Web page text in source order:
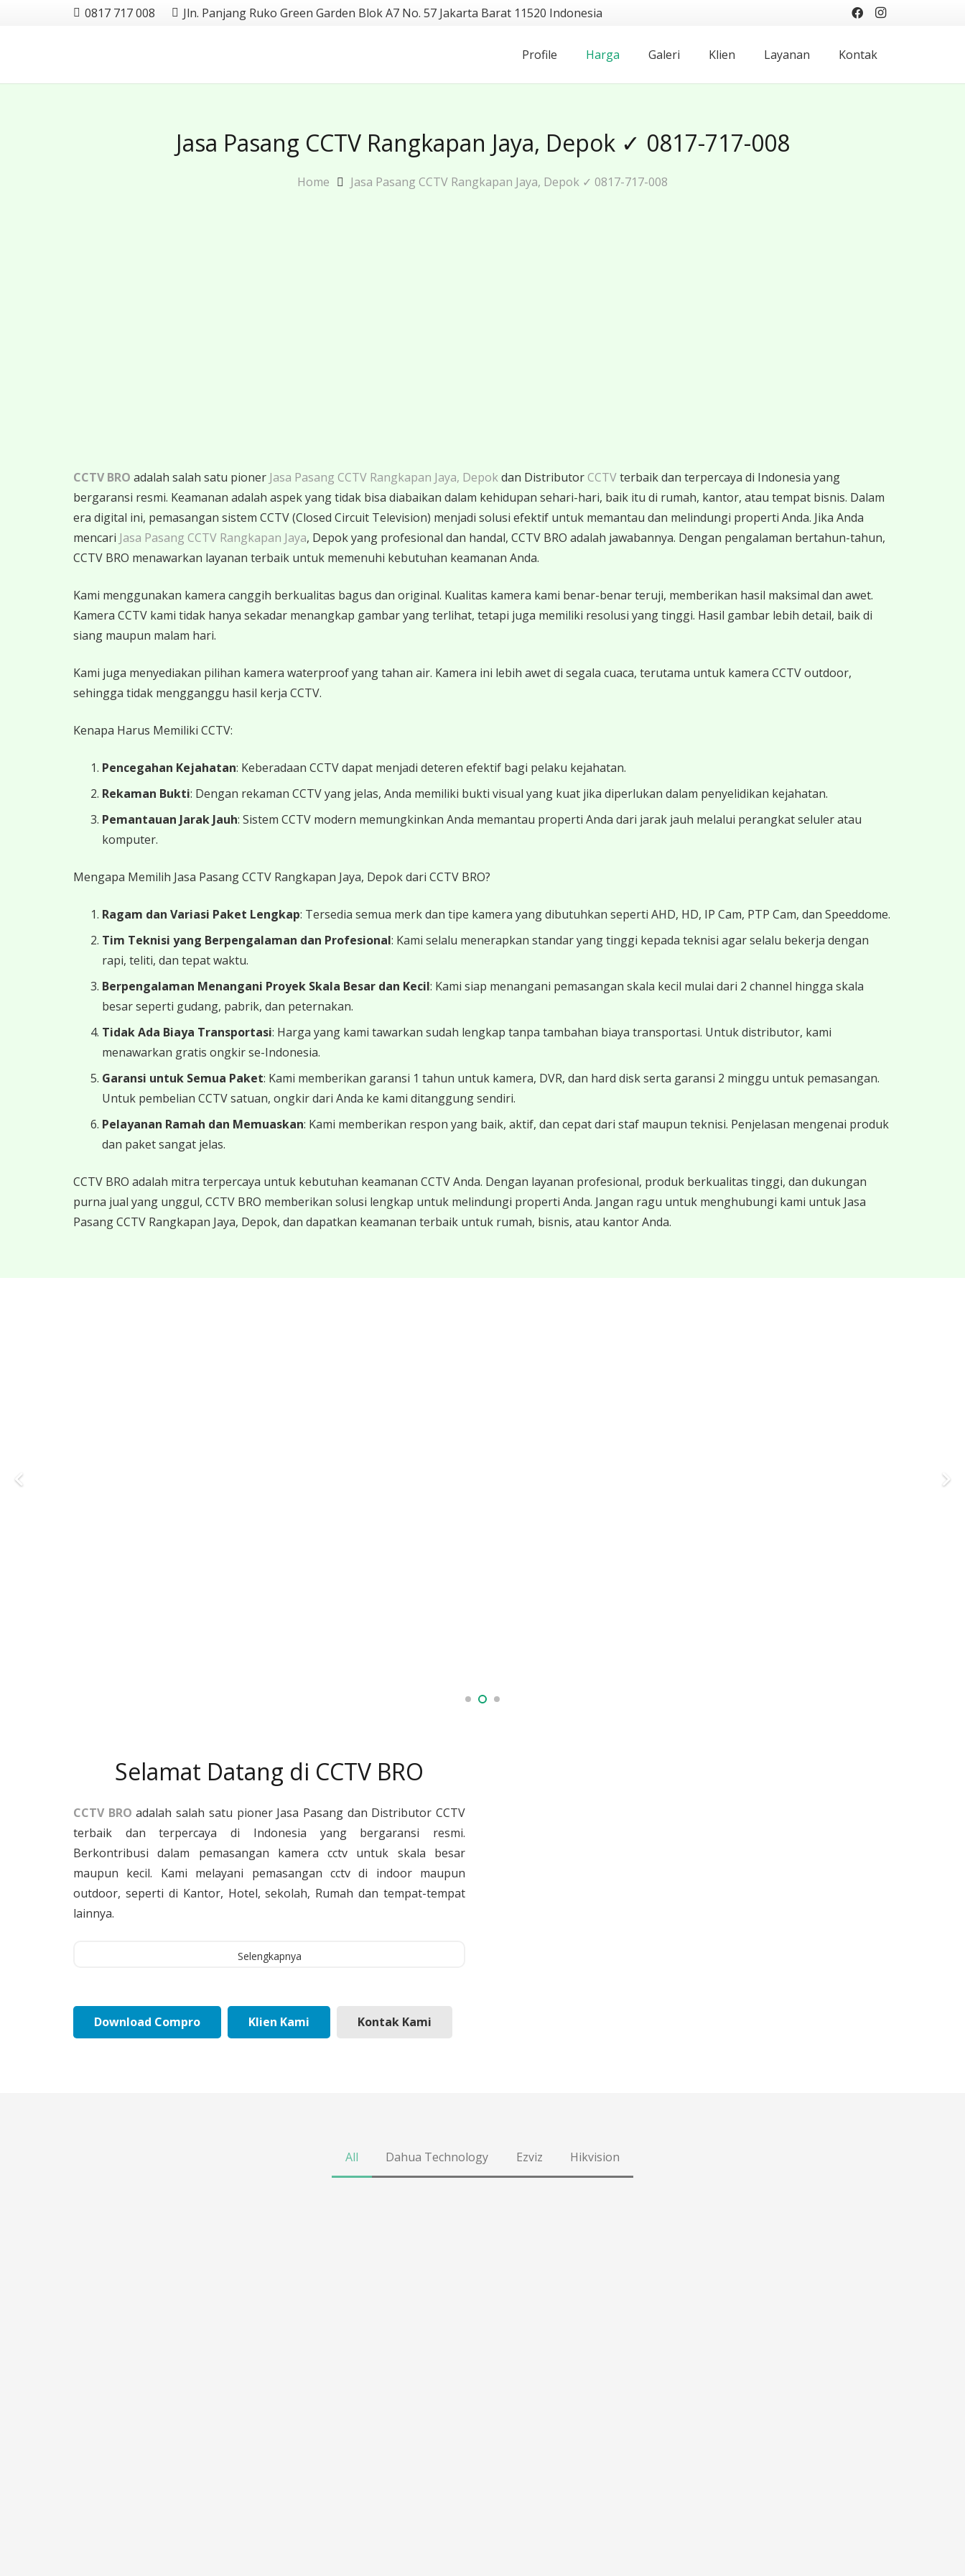
0817 717 008 Jln. Panjang Ruko Green Garden Blok A7 No. 57 Jakarta Barat 11520 Indonesia
Profile Harga Galeri Klien Layanan Kontak
Jasa Pasang CCTV Rangkapan Jaya, Depok ✓ 0817-717-008
Home Jasa Pasang CCTV Rangkapan Jaya, Depok ✓ 0817-717-008
CCTV BRO adalah salah satu pioner Jasa Pasang CCTV Rangkapan Jaya, Depokdan DistributorCCTVterbaik dan terpercaya di Indonesia yang
bergaransi resmi. Keamanan adalah aspek yang tidak bisa diabaikan dalam kehidupan sehari-hari, baik itu di rumah, kantor, atau tempat bisnis. Dalam
era digital ini, pemasangan sistem CCTV (Closed Circuit Television) menjadi solusi efektif untuk memantau dan melindungi properti Anda. Jika Anda
mencari Jasa Pasang CCTV Rangkapan Jaya, Depok yang profesional dan handal, CCTV BRO adalah jawabannya. Dengan pengalaman bertahun-tahun,
CCTV BRO menawarkan layanan terbaik untuk memenuhi kebutuhan keamanan Anda.
Kami menggunakan kamera canggih berkualitas bagus dan original. Kualitas kamera kami benar-benar teruji, memberikan hasil maksimal dan awet.
Kamera CCTV kami tidak hanya sekadar menangkap gambar yang terlihat, tetapi juga memiliki resolusi yang tinggi. Hasil gambar lebih detail, baik di
siang maupun malam hari.
Kami juga menyediakan pilihan kamera waterproof yang tahan air. Kamera ini lebih awet di segala cuaca, terutama untuk kamera CCTV outdoor,
sehingga tidak mengganggu hasil kerja CCTV.
Kenapa Harus Memiliki CCTV:
Pencegahan Kejahatan: Keberadaan CCTV dapat menjadi deteren efektif bagi pelaku kejahatan.
Rekaman Bukti: Dengan rekaman CCTV yang jelas, Anda memiliki bukti visual yang kuat jika diperlukan dalam penyelidikan kejahatan.
Pemantauan Jarak Jauh: Sistem CCTV modern memungkinkan Anda memantau properti Anda dari jarak jauh melalui perangkat seluler atau
komputer.
Mengapa Memilih Jasa Pasang CCTV Rangkapan Jaya, Depok dari CCTV BRO?
Ragam dan Variasi Paket Lengkap: Tersedia semua merk dan tipe kamera yang dibutuhkan seperti AHD, HD, IP Cam, PTP Cam, dan Speeddome.
Tim Teknisi yang Berpengalaman dan Profesional: Kami selalu menerapkan standar yang tinggi kepada teknisi agar selalu bekerja dengan
rapi, teliti, dan tepat waktu.
Berpengalaman Menangani Proyek Skala Besar dan Kecil: Kami siap menangani pemasangan skala kecil mulai dari 2 channel hingga skala
besar seperti gudang, pabrik, dan peternakan.
Tidak Ada Biaya Transportasi: Harga yang kami tawarkan sudah lengkap tanpa tambahan biaya transportasi. Untuk distributor, kami
menawarkan gratis ongkir se-Indonesia.
Garansi untuk Semua Paket: Kami memberikan garansi 1 tahun untuk kamera, DVR, dan hard disk serta garansi 2 minggu untuk pemasangan.
Untuk pembelian CCTV satuan, ongkir dari Anda ke kami ditanggung sendiri.
Pelayanan Ramah dan Memuaskan: Kami memberikan respon yang baik, aktif, dan cepat dari staf maupun teknisi. Penjelasan mengenai produk
dan paket sangat jelas.
CCTV BRO adalah mitra terpercaya untuk kebutuhan keamanan CCTV Anda. Dengan layanan profesional, produk berkualitas tinggi, dan dukungan
purna jual yang unggul, CCTV BRO memberikan solusi lengkap untuk melindungi properti Anda. Jangan ragu untuk menghubungi kami untuk Jasa
Pasang CCTV Rangkapan Jaya, Depok, dan dapatkan keamanan terbaik untuk rumah, bisnis, atau kantor Anda.
Selamat Datang di CCTV BRO
CCTV BRO adalah salah satu pioner Jasa Pasang dan Distributor CCTV
terbaik dan terpercaya di Indonesia yang bergaransi resmi.
Berkontribusi dalam pemasangan kamera cctv untuk skala besar
maupun kecil. Kami melayani pemasangan cctv di indoor maupun
outdoor, seperti di Kantor, Hotel, sekolah, Rumah dan tempat-tempat
lainnya.
Selengkapnya
Download Compro Klien Kami Kontak Kami
All Dahua Technology Ezviz Hikvision